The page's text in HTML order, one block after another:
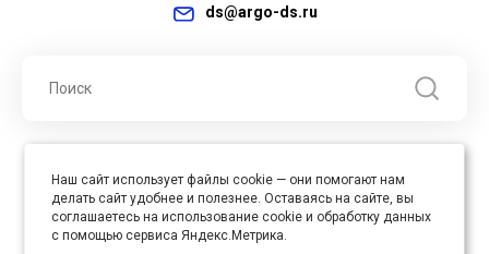
ds@argo-ds.ru
права защищены
Юр. адрес : 105005, г. Москва, ул. Бауманская, д.20, стр. 3
Наш сайт использует файлы cookie — они помогают нам
делать сайт удобнее и полезнее. Оставаясь на сайте, вы
соглашаетесь на использование cookie и обработку данных
с помощью сервиса Яндекс.Метрика.